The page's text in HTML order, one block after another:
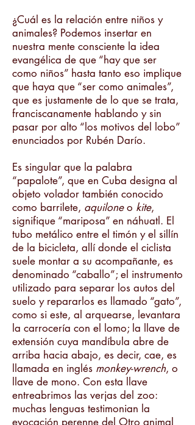
¿Cuál es la relación entre niños y
animales? Podemos insertar en
nuestra mente consciente la idea
evangélica de que “hay que ser
como niños” hasta tanto eso implique
que haya que “ser como animales”,
que es justamente de lo que se trata,
franciscanamente hablando y sin
pasar por alto “los motivos del lobo”
enunciados por Rubén Darío.
Es singular que la palabra
“papalote”, que en Cuba designa al
objeto volador también conocido
como barrilete, aquiloneo kite,
signifique “mariposa” en náhuatl. El
tubo metálico entre el timón y el sillín
de la bicicleta, allí donde el ciclista
suele montar a su acompañante, es
denominado “caballo”; el instrumento
utilizado para separar los autos del
suelo y repararlos es llamado “gato”,
como si este, al arquearse, levantara
la carrocería con el lomo; la llave de
extensión cuya mandíbula abre de
arriba hacia abajo, es decir, cae, es
llamada en inglés monkey-wrench, o
llave de mono. Con esta llave
entreabrimos las verjas del zoo:
muchas lenguas testimonian la
evocación perenne del Otro animal